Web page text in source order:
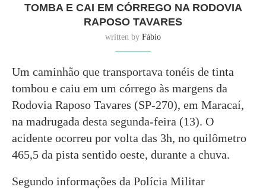
TOMBA E CAI EM CÓRREGO NA RODOVIA
RAPOSO TAVARES
written by Fábio
Um caminhão que transportava tonéis de tinta
tombou e caiu em um córrego às margens da
Rodovia Raposo Tavares (SP-270), em Maracaí,
na madrugada desta segunda-feira (13). O
acidente ocorreu por volta das 3h, no quilômetro
465,5 da pista sentido oeste, durante a chuva.
Segundo informações da Polícia Militar